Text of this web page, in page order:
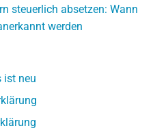
steuerlich absetzen: Wann
werden
ist neu